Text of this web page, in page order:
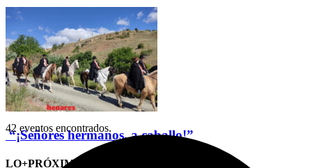
“¡Señores hermanos, a caballo!”
LO+PRÓXIMO (CITAS)
42 eventos encontrados.